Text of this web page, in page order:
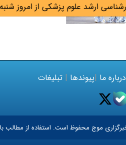
ارشد علوم پزشکی از امروز شنبه
درباره ما |پیوندها | تبلیغات
موج محفوظ است. استفاده از مطالب